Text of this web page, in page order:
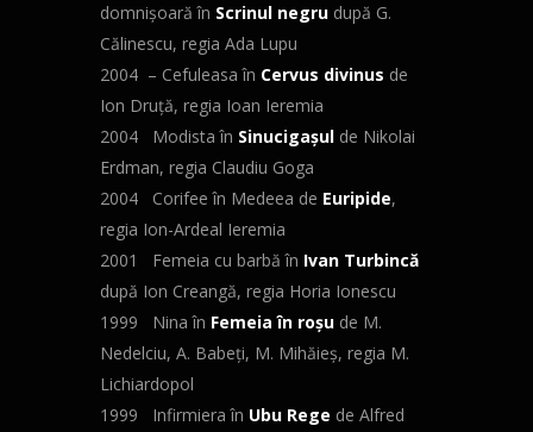
domnişoară în Scrinul negru după G.
Călinescu, regia Ada Lupu
2004 – Cefuleasa în Cervus divinus de
Ion Druţă, regia Ioan Ieremia
2004 Modista în Sinucigaşul de Nikolai
Erdman, regia Claudiu Goga
2004 Corifee în Medeea de Euripide,
regia Ion-Ardeal Ieremia
2001 Femeia cu barbă în Ivan Turbincă
după Ion Creangă, regia Horia Ionescu
1999 Nina în Femeia în roşu de M.
Nedelciu, A. Babeţi, M. Mihăieş, regia M.
Lichiardopol
1999 Infirmiera în Ubu Rege de Alfred